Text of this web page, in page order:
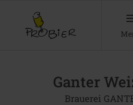
Ganter
Brauerei